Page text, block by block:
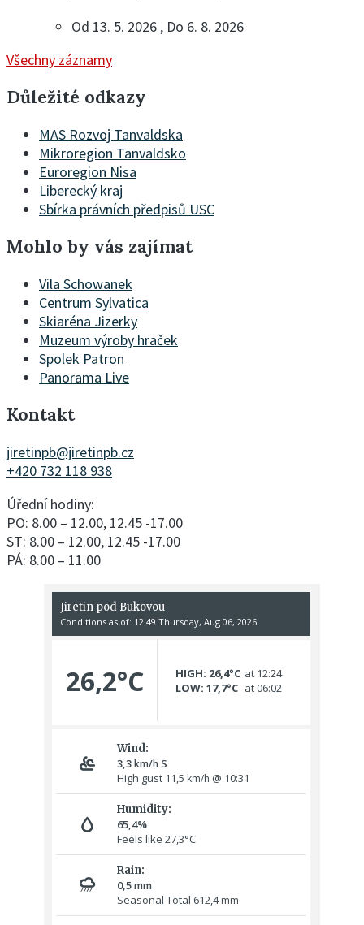
Od 13. 5. 2026 , Do 6. 8. 2026
Všechny záznamy
Důležité odkazy
MAS Rozvoj Tanvaldska
Mikroregion Tanvaldsko
Euroregion Nisa
Liberecký kraj
Sbírka právních předpisů USC
Mohlo by vás zajímat
Vila Schowanek
Centrum Sylvatica
Skiaréna Jizerky
Muzeum výroby hraček
Spolek Patron
Panorama Live
Kontakt
jiretinpb@jiretinpb.cz
+420 732 118 938
Úřední hodiny:
PO: 8.00 – 12.00, 12.45 -17.00
ST: 8.00 – 12.00, 12.45 -17.00
PÁ: 8.00 – 11.00